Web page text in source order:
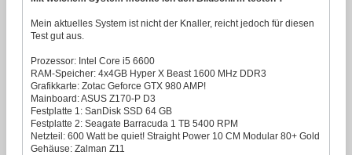
Mein aktuelles System ist nicht der Knaller, reicht jedoch für diesen
Test gut aus.
Prozessor: Intel Core i5 6600
RAM-Speicher: 4x4GB Hyper X Beast 1600 MHz DDR3
Grafikkarte: Zotac Geforce GTX 980 AMP!
Mainboard: ASUS Z170-P D3
Festplatte 1: SanDisk SSD 64 GB
Festplatte 2: Seagate Barracuda 1 TB 5400 RPM
Netzteil: 600 Watt be quiet! Straight Power 10 CM Modular 80+ Gold
Gehäuse: Zalman Z11